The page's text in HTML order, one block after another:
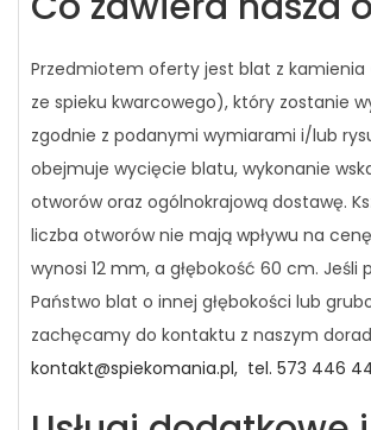
Przedmiotem oferty jest blat z
ze spieku kwarcowego), który zostanie
zgodnie z podanymi wymiarami i/lub
obejmuje wycięcie blatu, wykonanie
otworów oraz ogólnokrajową dostawę.
liczba otworów nie mają wpływu na
wynosi 12 mm, a głębokość 60 cm. Jeśli
Państwo blat o innej głębokości lub
zachęcamy do kontaktu z naszym
kontakt@spiekomania.pl, tel. 573 446